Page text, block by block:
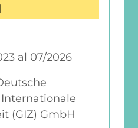
al 07/2026
(GIZ) GmbH